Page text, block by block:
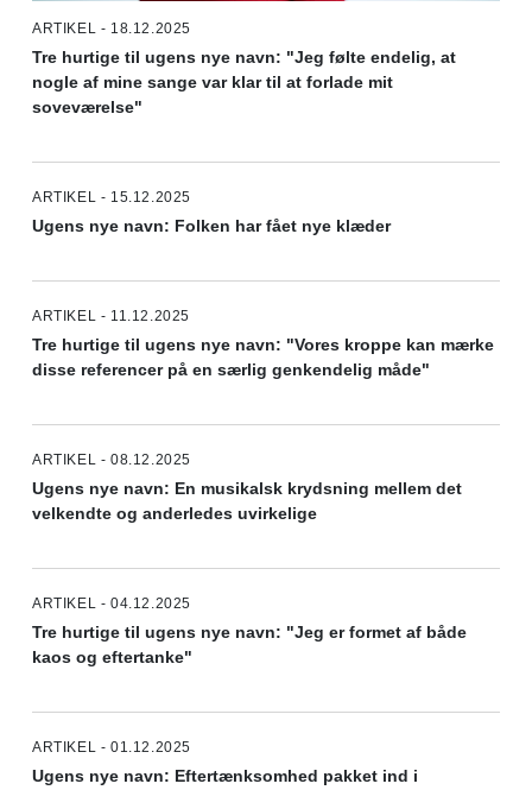
ARTIKEL - 18.12.2025
Tre hurtige til ugens nye navn: "Jeg følte endelig, at
nogle af mine sange var klar til at forlade mit
soveværelse"
ARTIKEL - 15.12.2025
Ugens nye navn: Folken har fået nye klæder
ARTIKEL - 11.12.2025
Tre hurtige til ugens nye navn: "Vores kroppe kan mærke
disse referencer på en særlig genkendelig måde"
ARTIKEL - 08.12.2025
Ugens nye navn: En musikalsk krydsning mellem det
velkendte og anderledes uvirkelige
ARTIKEL - 04.12.2025
Tre hurtige til ugens nye navn: "Jeg er formet af både
kaos og eftertanke"
ARTIKEL - 01.12.2025
Ugens nye navn: Eftertænksomhed pakket ind i